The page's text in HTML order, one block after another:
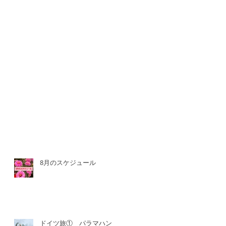
8月のスケジュール
ドイツ旅① パラマハン